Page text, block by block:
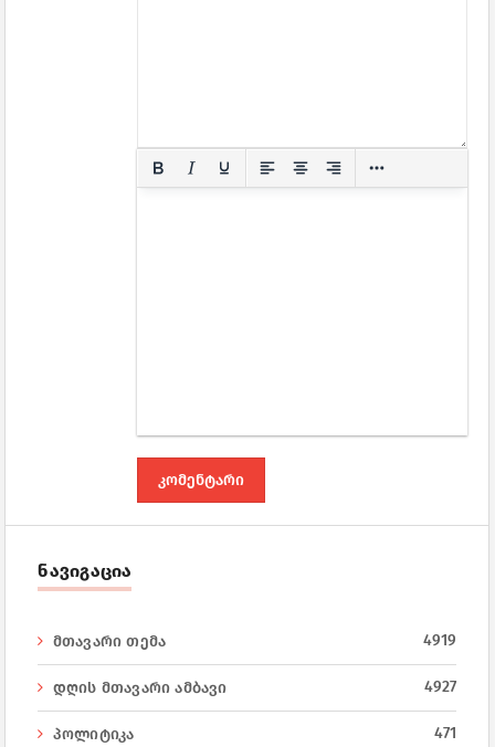
ნავიგაცია
მთავარი თემა 4919
დღის მთავარი ამბავი 4927
პოლიტიკა 471